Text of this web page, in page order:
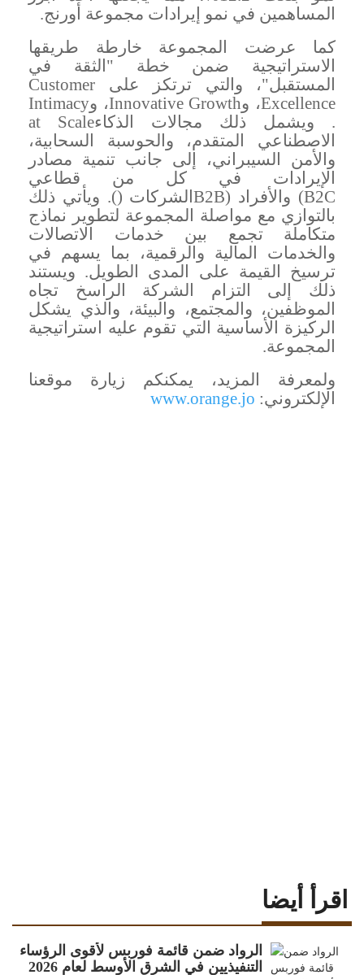
المساهمين في نمو إيرادات مجموعة أورنج.
كما عرضت المجموعة خارطة طريقها
الاستراتيجية ضمن خطة "الثقة في
المستقبل"، والتي ترتكز على Customer
Intimacy، وInnovative Growth، وExcellence
at Scale. ويشمل ذلك مجالات الذكاء
الاصطناعي المتقدم، والحوسبة السحابية،
والأمن السيبراني، إلى جانب تنمية مصادر
الإيرادات في كل من قطاعي
الشركات (B2B) والأفراد (B2C
). ويأتي ذلك
بالتوازي مع مواصلة المجموعة لتطوير نماذج
متكاملة تجمع بين خدمات الاتصالات
والخدمات المالية والرقمية، بما يسهم في
ترسيخ القيمة على المدى الطويل. ويستند
ذلك إلى التزام الشركة الراسخ تجاه
الموظفين، والمجتمع، والبيئة، والذي يشكل
الركيزة الأساسية التي تقوم عليه استراتيجية
المجموعة.
ولمعرفة المزيد، يمكنكم زيارة موقعنا
الإلكتروني: www.orange.jo
اقرأ أيضا
الرواد ضمن قائمة فوربس لأقوى الرؤساء
التنفيذيين في الشرق الأوسط لعام 2026